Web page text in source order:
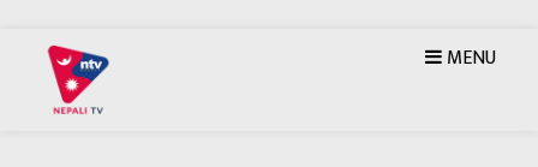
MENU